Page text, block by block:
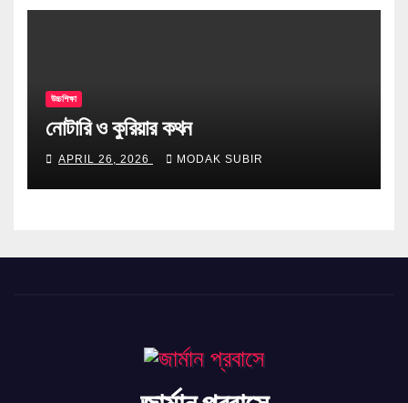
উচ্চশিক্ষা
নোটারি ও কুরিয়ার কথন
APRIL 26, 2026 MODAK SUBIR